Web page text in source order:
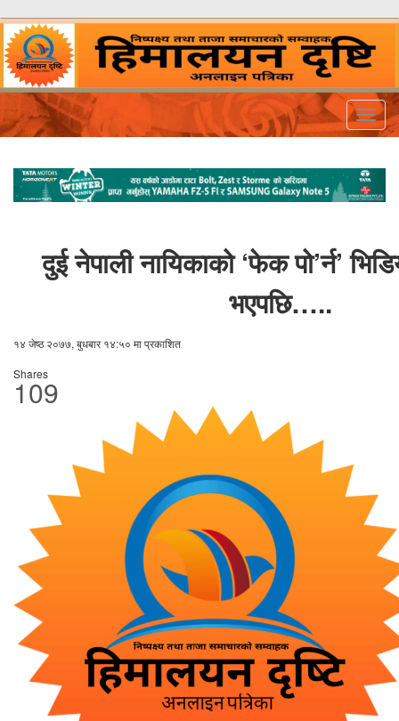
दुई नेपाली नायिकाको ‘फेक पो’र्न’
भएपछि…..
१४ जेष्ठ २०७७, बुधबार १४:५० मा प्रकाशित
Shares
109